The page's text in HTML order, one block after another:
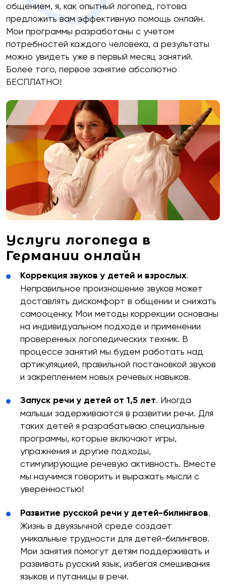
общением, я, как опытный логопед, готова
предложить вам эффективную помощь онлайн.
Мои программы разработаны с учетом
потребностей каждого человека, а результаты
можно увидеть уже в первый месяц занятий.
Более того, первое занятие абсолютно
БЕСПЛАТНО!
Услуги логопеда в
Германии онлайн
Коррекция звуков у детей и взрослых.
Неправильное произношение звуков может
доставлять дискомфорт в общении и снижать
самооценку. Мои методы коррекции основаны
на индивидуальном подходе и применении
проверенных логопедических техник. В
процессе занятий мы будем работать над
артикуляцией, правильной постановкой звуков
и закреплением новых речевых навыков.
Запуск речи у детей от 1,5 лет. Иногда
малыши задерживаются в развитии речи. Для
таких детей я разрабатываю специальные
программы, которые включают игры,
упражнения и другие подходы,
стимулирующие речевую активность. Вместе
мы научимся говорить и выражать мысли с
уверенностью!
Развитие русской речи у детей-билингвов.
Жизнь в двуязычной среде создает
уникальные трудности для детей-билингвов.
Мои занятия помогут детям поддерживать и
развивать русский язык, избегая смешивания
языков и путаницы в речи.